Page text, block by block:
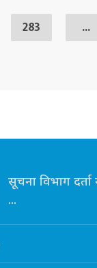
283 ...
सूचना विभाग दर्ता
...